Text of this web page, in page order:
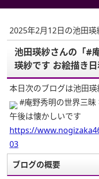
2025年2月12日の池田
池田瑛紗さんの「#
瑛紗です お絵描き日
本日次のブログは池田瑛
#庵野秀明の世界三昧
午後は懐かしいです
https://
03
ブログの概要